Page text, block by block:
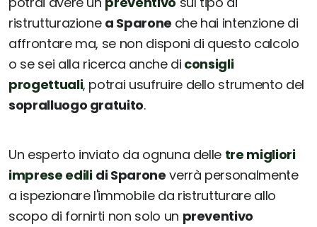
ristrutturazione a Sparone che hai intenzione di
affrontare ma, se non disponi di questo calcolo
o se sei alla ricerca anche di consigli
progettuali, potrai usufruire dello strumento del
sopralluogo gratuito.
Un esperto inviato da ognuna delle tre migliori
imprese edili di Sparone verrà personalmente
a ispezionare l'immobile da ristrutturare allo
scopo di fornirti non solo un preventivo